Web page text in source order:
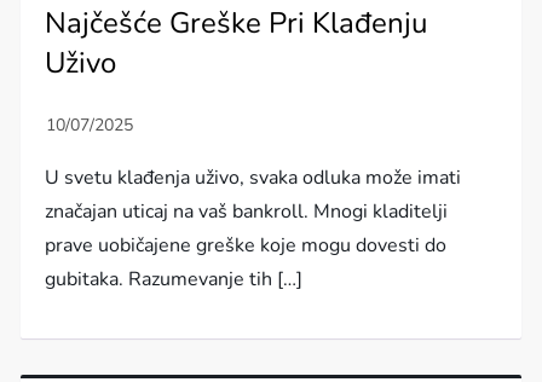
Najčešće Greške Pri Klađenju
Uživo
U svetu klađenja uživo, svaka odluka može imati
značajan uticaj na vaš bankroll. Mnogi kladitelji
prave uobičajene greške koje mogu dovesti do
gubitaka. Razumevanje tih […]